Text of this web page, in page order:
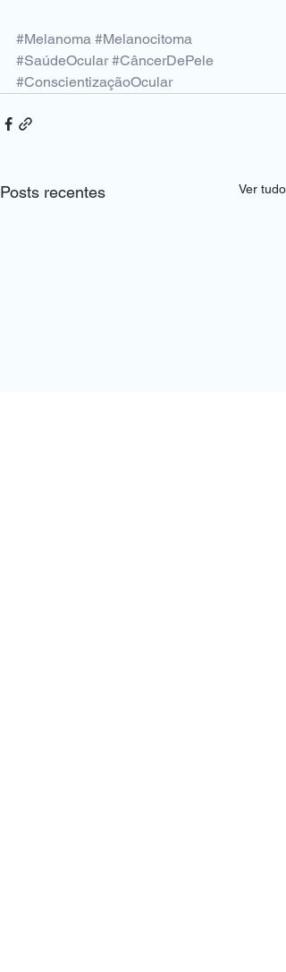
#Melanoma #Melanocitoma
#SaúdeOcular #CâncerDePele
#ConscientizaçãoOcular
Posts recentes Ver tudo